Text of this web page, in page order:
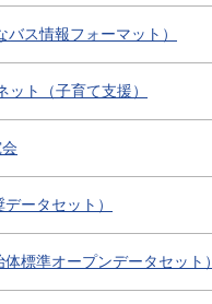
ス情報フォーマット）
ット（子育て支援）
ータセット）
標準オープンデータセット）